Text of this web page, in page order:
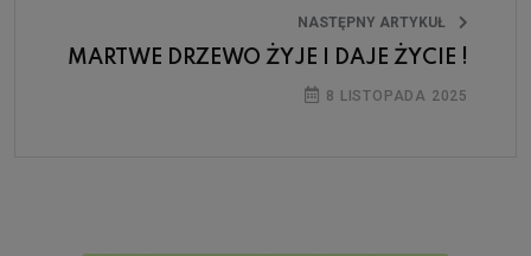
NASTĘPNY ARTYKUŁ
MARTWE DRZEWO ŻYJE I DAJE ŻYCIE !
8 LISTOPADA 2025